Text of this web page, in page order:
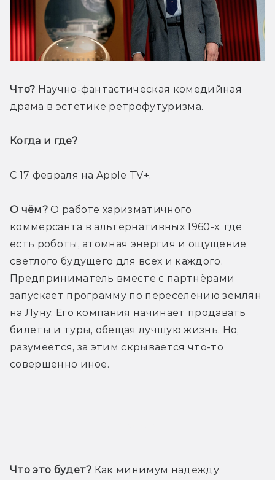
Что? Научно-фантастическая комедийная
драма в эстетике ретрофутуризма.
Когда и где?
С 17 февраля на Apple TV+.
О чём? О работе харизматичного
коммерсанта в альтернативных 1960-х, где
есть роботы, атомная энергия и ощущение
светлого будущего для всех и каждого.
Предприниматель вместе с партнёрами
запускает программу по переселению землян
на Луну. Его компания начинает продавать
билеты и туры, обещая лучшую жизнь. Но,
разумеется, за этим скрывается что-то
совершенно иное.
Что это будет? Как минимум надежду